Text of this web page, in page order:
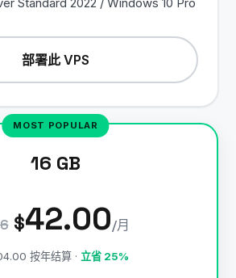
部署此 VPS
16 GB
$42.00/月
按年结算 · 立省 25%